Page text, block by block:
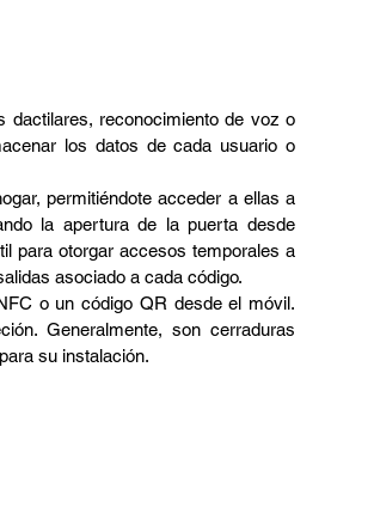
dactilares, reconocimiento de voz o
los datos de cada usuario o
permitiéndote acceder a ellas a
la apertura de la puerta desde
para otorgar accesos temporales a
asociado a cada código.
o un código QR desde el móvil.
Generalmente, son cerraduras
su instalación.